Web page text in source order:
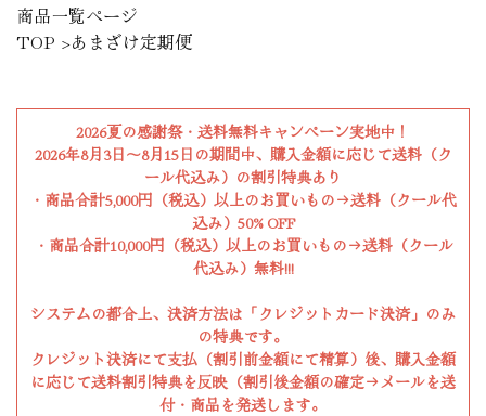
商品一覧ページ
TOP >あまざけ定期便
2026夏の感謝祭・送料無料キャンペーン実地中！
2026年8月3日〜8月15日の期間中、購入金額に応じて送料（ク
ール代込み）の割引特典あり
・商品合計5,000円（税込）以上のお買いもの→送料（クール代
込み）50% OFF
・商品合計10,000円（税込）以上のお買いもの→送料（クール
代込み）無料!!!
システムの都合上、決済方法は「クレジットカード決済」のみ
の特典です。
クレジット決済にて支払（割引前金額にて精算）後、購入金額
に応じて送料割引特典を反映（割引後金額の確定→メールを送
付・商品を発送します。